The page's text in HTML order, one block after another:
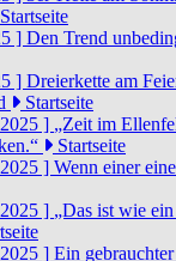
Startseite
] Den Trend
] Dreierkette am
Startseite
] „Zeit im
Startseite
] Wenn einer
] „Das ist wie
] Ein